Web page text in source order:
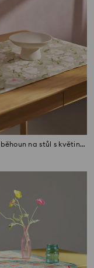
Bavlněný běhoun na stůl s květinovým motivem